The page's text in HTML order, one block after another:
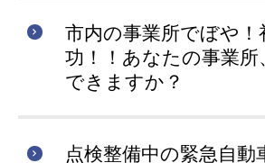
市内の事業所でぼや！
功！！あなたの事業所
できますか？
点検整備中の緊急自動